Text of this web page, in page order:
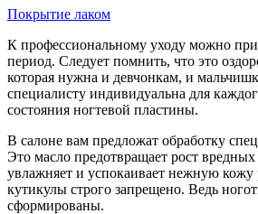
Покрытие лаком
К профессиональному уходу можно
период. Следует помнить, что это
которая нужна и девчонкам, и
специалисту индивидуальна для
состояния ногтевой пластины.
В салоне вам предложат обработку
Это масло предотвращает рост
увлажняет и успокаивает нежную кожу
кутикулы строго запрещено. Ведь
сформированы.